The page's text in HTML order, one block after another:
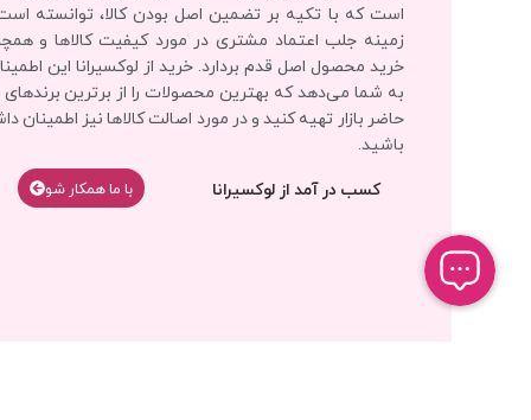
است که با تکیه بر تضمین اصل بودن کالا، توانسته
زمینه جلب اعتماد مشتری در مورد کیفیت کالاها و
خرید محصول اصل قدم بردارد. خرید از لوکسیرانا این
به شما می‌دهد که بهترین محصولات را از برترین برندهای
حاضر بازار تهیه کنید و در مورد اصالت کالاها نیز اطمینان
باشید.
کسب در آمد از لوکسیرانا با‌‌ ما همکار شو